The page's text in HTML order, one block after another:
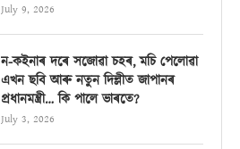
July 9, 2026
ন-কইনাৰ দৰে সজোৱা চহৰ, মচি পেলোৱা
এখন ছবি আৰু নতুন দিল্লীত জাপানৰ
প্ৰধানমন্ত্ৰী… কি পালে ভাৰতে?
July 3, 2026